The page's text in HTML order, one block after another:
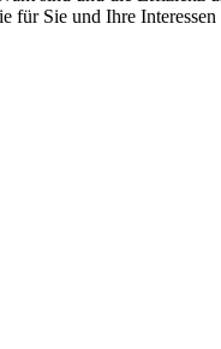
für Sie und Ihre